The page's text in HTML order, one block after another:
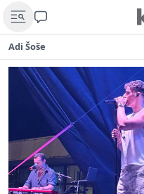
Adi Šoše